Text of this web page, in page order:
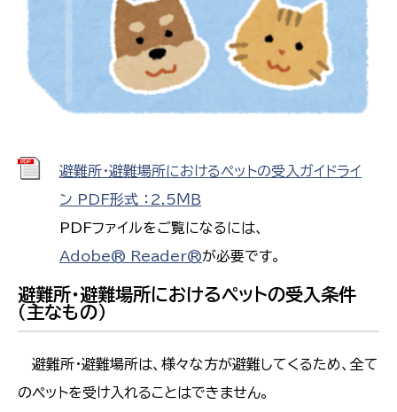
避難所・避難場所におけるペットの受入ガイドライ
ン PDF形式 ：2.5ＭＢ
PDFファイルをご覧になるには、
Adobe® Reader®が必要です。
避難所・避難場所におけるペットの受入条件
（主なもの）
避難所・避難場所は、様々な方が避難してくるため、全て
のペットを受け入れることはできません。